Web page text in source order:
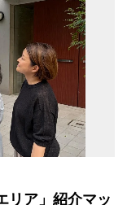
リア」紹介マッ